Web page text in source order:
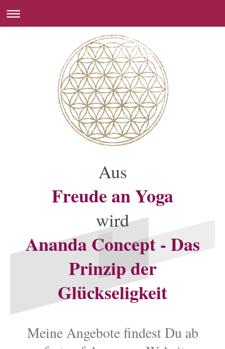
Aus
Freude an Yoga
wird
Ananda Concept - Das
Prinzip der
Glückseligkeit
Meine Angebote findest Du ab